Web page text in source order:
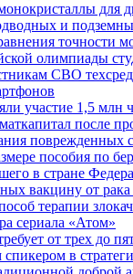
для
и
олимпиады
СВО
участие 1,5 млн
после
поврежденных
пособия по
в стране
вакцину от
терапии
сериала «Атом»
от трех до
в